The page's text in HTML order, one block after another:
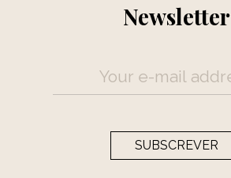
Newsletter
SUBSCREVER